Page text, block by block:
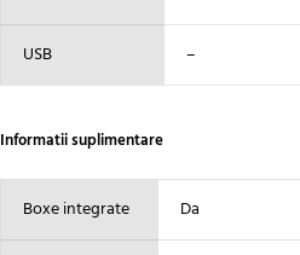
USB –
Informatii suplimentare
Boxe integrate Da